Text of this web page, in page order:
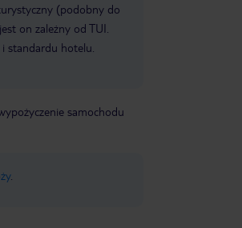
(podobny do
on zależny od TUI.
standardu hotelu.
samochodu
.